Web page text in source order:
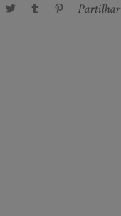
Partilhar